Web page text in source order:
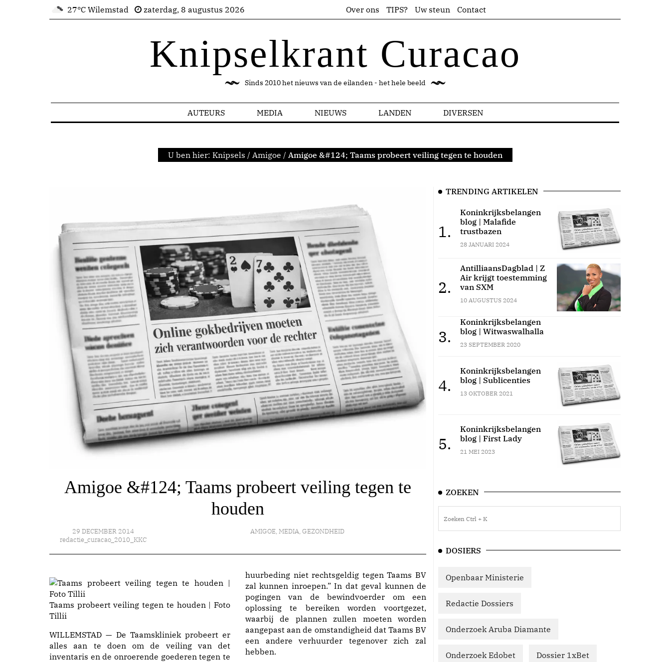
27°C Wilemstad zaterdag, 8 augustus 2026 Over ons TIPS? Uw steun Contact
Knipselkrant Curacao
Sinds 2010 het nieuws van de eilanden - het hele beeld
AUTEURS MEDIA NIEUWS LANDEN DIVERSEN
U ben hier: Knipsels / Amigoe / Amigoe &#124; Taams probeert veiling tegen te houden
Amigoe &#124; Taams probeert veiling tegen te
houden
29 DECEMBER 2014
redactie_curacao_2010_KKC
AMIGOE,MEDIA,GEZONDHEID
Taams probeert veiling tegen te houden | Foto
Tillii
WILLEMSTAD — De Taamskliniek probeert er
alles aan te doen om de veiling van det
inventaris en de onroerende goederen tegen te
huurbeding niet rechtsgeldig tegen Taams BV
zal kunnen inroepen.” In dat geval kunnen de
pogingen van de bewindvoerder om een
oplossing te bereiken worden voortgezet,
waarbij de plannen zullen moeten worden
aangepast aan de omstandigheid dat Taams BV
een andere verhuurder tegenover zich zal
hebben.
TRENDING ARTIKELEN
1.
Koninkrijksbelangen
blog | Malafide
trustbazen
28 JANUARI 2024
2.
AntilliaansDagblad | Z
Air krijgt toestemming
van SXM
10 AUGUSTUS 2024
3.
Koninkrijksbelangen
blog | Witwaswalhalla
23 SEPTEMBER 2020
4.
Koninkrijksbelangen
blog | Sublicenties
13 OKTOBER 2021
5.
Koninkrijksbelangen
blog | First Lady
21 MEI 2023
ZOEKEN
DOSIERS
Openbaar Ministerie
Redactie Dossiers
Onderzoek Aruba Diamante
Onderzoek Edobet Dossier 1xBet